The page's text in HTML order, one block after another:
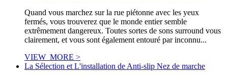
Quand vous marchez sur la rue piétonne avec les yeux
fermés, vous trouverez que le monde entier semble
extrêmement dangereux. Toutes sortes de sons surround vous
clairement, et vous sont également entouré par inconnu...
VIEW_MORE >
La Sélection et L'installation de Anti-slip Nez de marche